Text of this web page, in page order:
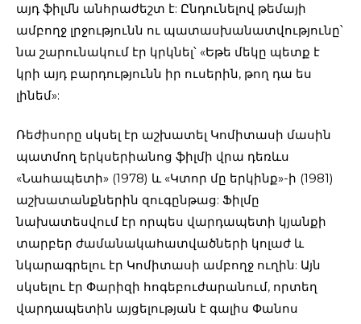
այդ ֆիլմն անհրաժեշտ է: Ընդունելով թեմայի
ամբողջ լրջությունն ու պատասխանատվությունը՝
նա շարունակում էր կրկնել՝ «Եթե մեկը պետք է
կրի այդ բարդությունն իր ուսերին, թող դա ես
լինեմ»:
Ռեժիսորը սկսել էր աշխատել Կոմիտասի մասին
պատմող երկսերիանոց ֆիլմի վրա դեռևս
«Նահապետի» (1978) և «Կտոր մը երկինք»-ի (1981)
աշխատանքներին զուգընթաց: Ֆիլմը
նախատեսվում էր որպես վարդապետի կյանքի
տարբեր ժամանակահատվածների կոլաժ և
նկարագրելու էր Կոմիտասի ամբողջ ուղին: Այն
սկսելու էր Փարիզի հոգեբուժարանում, որտեղ
վարդապետին այցելության է գալիս Փանոս